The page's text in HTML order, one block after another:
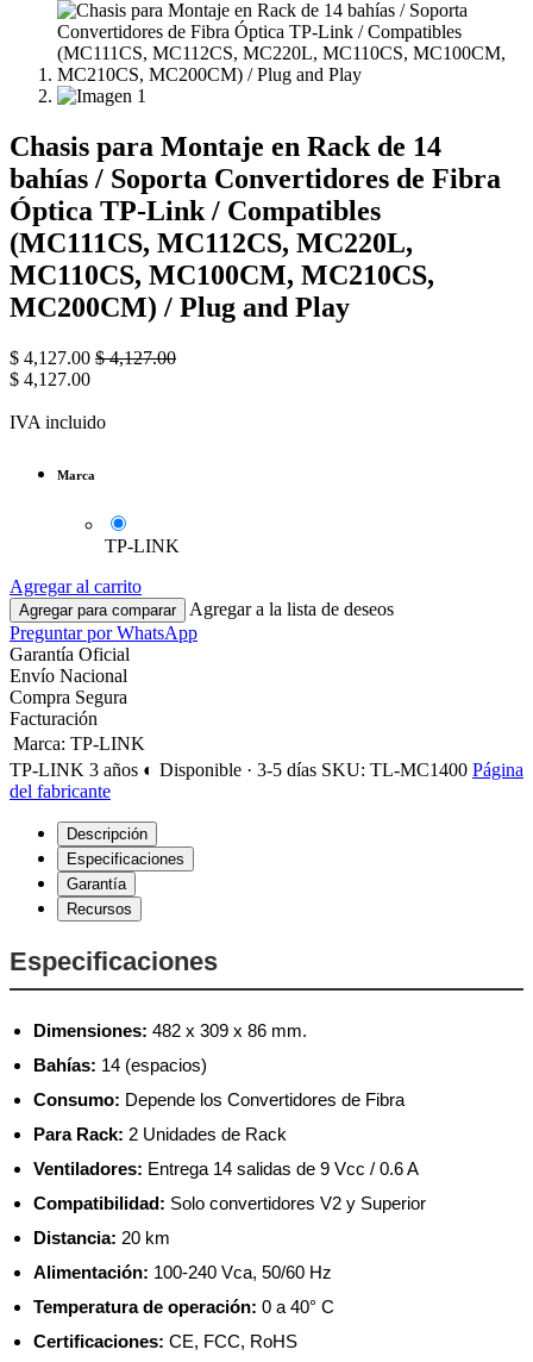
Chasis para Montaje en Rack de 14
bahías / Soporta Convertidores de Fibra
Óptica TP-Link / Compatibles
(MC111CS, MC112CS, MC220L,
MC110CS, MC100CM, MC210CS,
MC200CM) / Plug and Play
$ 4,127.00 $4,127.00
$ 4,127.00
IVA incluido
Marca
TP-LINK
Agregar al carrito
Agregar para comparar
Agregar a la lista de deseos
Preguntar por WhatsApp
Garantía Oficial
Envío Nacional
Compra Segura
Facturación
Marca: TP-LINK
TP-LINK 3 años ◐ Disponible · 3-5 días SKU: TL-MC1400 Página
del fabricante
Descripción
Especificaciones
Garantía
Recursos
Especificaciones
Dimensiones: 482 x 309 x 86 mm.
Bahías: 14 (espacios)
Consumo: Depende los Convertidores de Fibra
Para Rack: 2 Unidades de Rack
Ventiladores: Entrega 14 salidas de 9 Vcc / 0.6 A
Compatibilidad: Solo convertidores V2 y Superior
Distancia: 20 km
Alimentación: 100-240 Vca, 50/60 Hz
Temperatura de operación: 0 a 40° C
Certificaciones: CE, FCC, RoHS